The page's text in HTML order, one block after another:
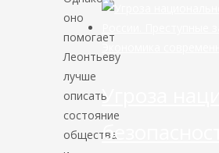
оно
помогает
Леонтьеву
лучше
описать
состояние
общества
Угроза